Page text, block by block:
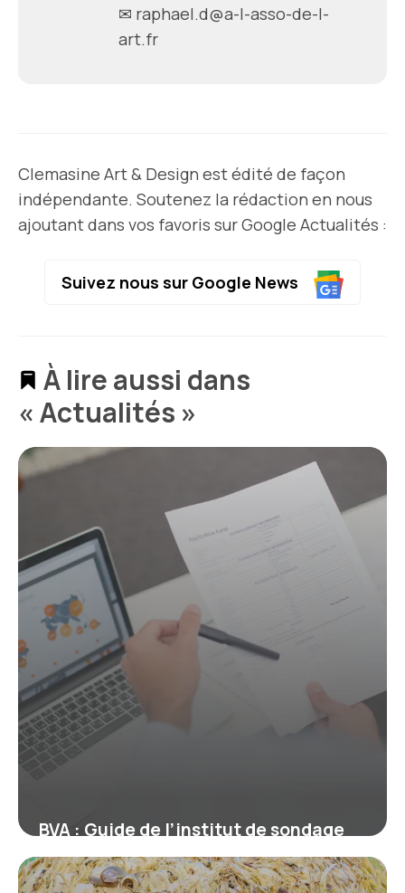
✉ raphael.d@a-l-asso-de-l-
art.fr
Clemasine Art & Design est édité de façon
indépendante. Soutenez la rédaction en nous
ajoutant dans vos favoris sur Google Actualités :
Suivez nous sur Google News
À lire aussi dans
« Actualités »
BVA : Guide de l’institut de sondage
français
10 juillet 2026